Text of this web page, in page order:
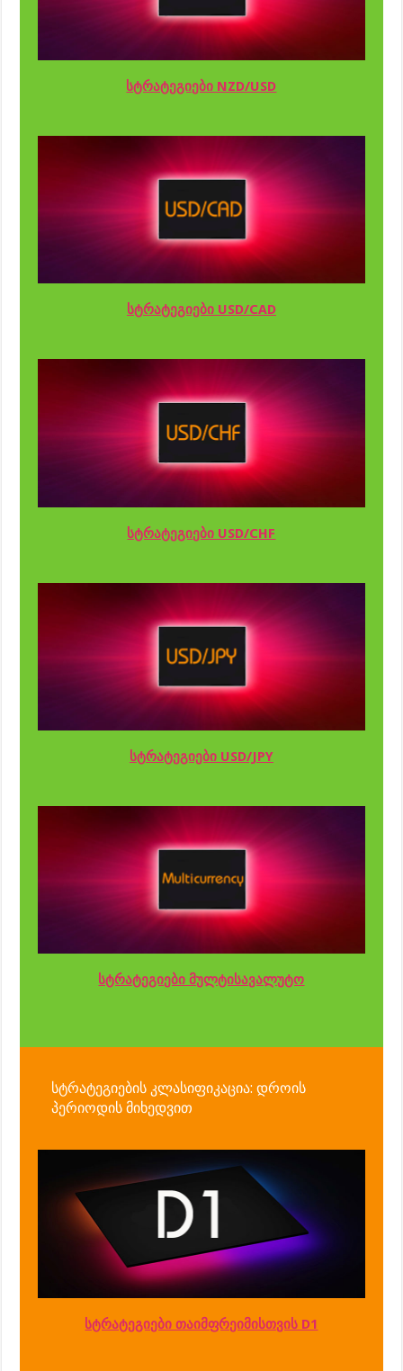
სტრატეგიები NZD/USD
სტრატეგიები USD/CAD
სტრატეგიები USD/CHF
სტრატეგიები USD/JPY
სტრატეგიები მულტისავალუტო
სტრატეგიების კლასიფიკაცია: დროის
პერიოდის მიხედვით
სტრატეგიები თაიმფრეიმისთვის D1